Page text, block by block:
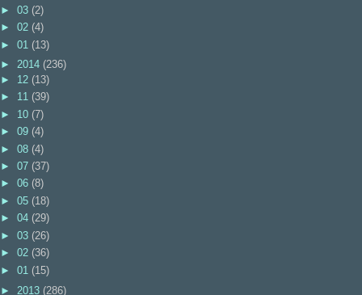
► 03 (2)
► 02 (4)
► 01 (13)
► 2014 (236)
► 12 (13)
► 11 (39)
► 10 (7)
► 09 (4)
► 08 (4)
► 07 (37)
► 06 (8)
► 05 (18)
► 04 (29)
► 03 (26)
► 02 (36)
► 01 (15)
► 2013 (286)